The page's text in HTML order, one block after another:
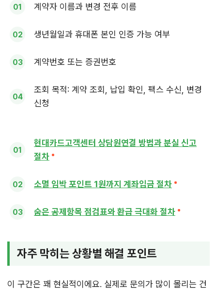
계약자 이름과 변경 전후 이름
생년월일과 휴대폰 본인 인증 가능 여부
계약번호 또는 증권번호
조회 목적: 계약 조회, 납입 확인, 팩스 수신, 변경
신청
현대카드고객센터 상담원연결 방법과 분실 신고
절차
소멸 임박 포인트 1원까지 계좌입금 절차
숨은 공제항목 점검표와 환급 극대화 절차
자주 막히는 상황별 해결 포인트
이 구간은 꽤 현실적이에요. 실제로 문의가 많이 몰리는 건